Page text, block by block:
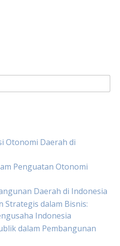
Otonomi Daerah di
Penguatan Otonomi
Daerah di Indonesia
Strategis dalam Bisnis:
Indonesia
dalam Pembangunan